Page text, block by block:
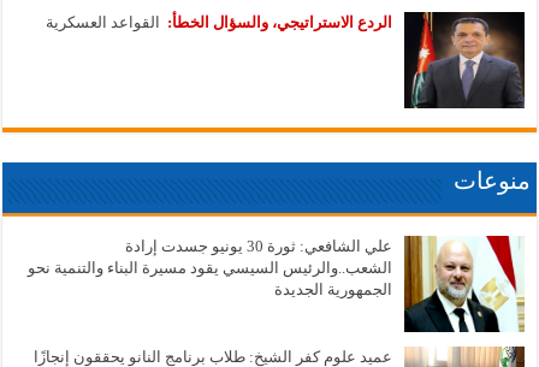
الردع الاستراتيجي، والسؤال الخطأ: القواعد العسكرية
منوعات
علي الشافعي: ثورة 30 يونيو جسدت إرادة
الشعب..والرئيس السيسي يقود مسيرة البناء والتنمية نحو
الجمهورية الجديدة
عميد علوم كفر الشيخ: طلاب برنامج النانو يحققون إنجازًا